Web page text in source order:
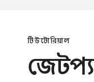
টিউটোরিয়াল